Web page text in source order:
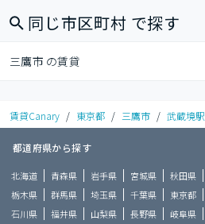
同じ市区町村 で探す
三鷹市 の賃貸
賃貸Canary / 東京都 / 三鷹市 / 武蔵境駅
都道府県から探す
北海道 青森県 岩手県 宮城県 秋田県
栃木県
群馬県 埼玉県 千葉県 東京都
石川県
福井県 山梨県 長野県 岐阜県